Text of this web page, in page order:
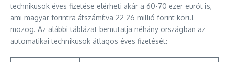
technikusok éves fizetése elérheti akár a 60-70 ezer eurót is,
ami magyar forintra átszámítva 22-26 millió forint körül
mozog. Az alábbi táblázat bemutatja néhány országban az
automatikai technikusok átlagos éves fizetését: